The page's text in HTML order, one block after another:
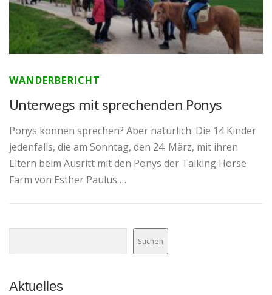
WANDERBERICHT
Unterwegs mit sprechenden Ponys
Ponys können sprechen? Aber natürlich. Die 14 Kinder
jedenfalls, die am Sonntag, den 24. März, mit ihren
Eltern beim Ausritt mit den Ponys der Talking Horse
Farm von Esther Paulus …
Suchen
Aktuelles